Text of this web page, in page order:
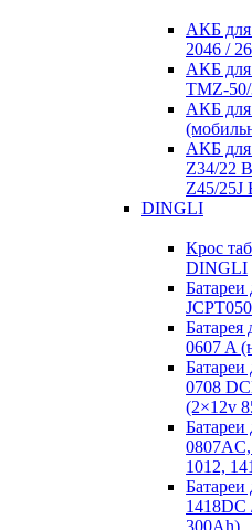
АКБ для
2046 /
АКБ для
TMZ-
АКБ для
АКБ для
Z34/22
Z45/25J
DINGLI
Крос
DINGLI
0607 A
0708
(2×12v
1012,
1418DC
300Ah)